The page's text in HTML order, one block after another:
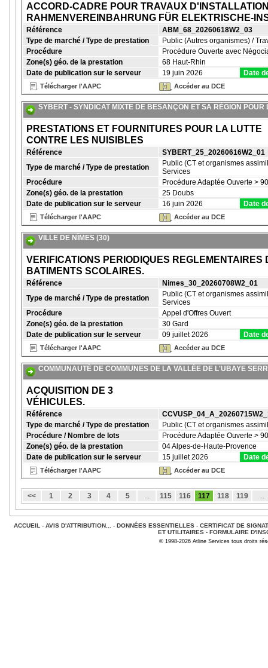
ACCORD-CADRE POUR TRAVAUX
RAHMENVEREINBAHRUNG FÜR ELEKTRISCHE-
Référence
ABM_68_20260618W2_03
Type de marché / Type de prestation
Public (Autres organismes) /
Procédure
Procédure Ouverte avec
Zone(s) géo. de la prestation
68 Haut-Rhin
Date de publication sur le serveur
19 juin 2026 Date
Télécharger l'AAPC Accéder au DCE
SYBERT - SYNDICAT MIXTE DE BESANÇON ET SA RÉGION
PRESTATIONS ET FOURNITURES POUR LA LUTTE
CONTRE LES NUISIBLES
Référence
SYBERT_25_20260616W2_01
Type de marché / Type de prestation
Public (CT et organismes
Services
Procédure
Procédure Adaptée Ouverte >
Zone(s) géo. de la prestation
25 Doubs
Date de publication sur le serveur
16 juin 2026 Date
Télécharger l'AAPC Accéder au DCE
VILLE DE NÎMES (30)
VERIFICATIONS PERIODIQUES REGLEMENTAIRES
BATIMENTS SCOLAIRES.
Référence
Nimes_30_20260708W2_01
Type de marché / Type de prestation
Public (CT et organismes
Services
Procédure
Appel d'Offres Ouvert
Zone(s) géo. de la prestation
30 Gard
Date de publication sur le serveur
09 juillet 2026 Date
Télécharger l'AAPC Accéder au DCE
COMMUNAUTÉ DE COMMUNES DE LA VALLÉE DE L'UBAYE
ACQUISITION DE 3
VÉHICULES.
Référence
Type de marché / Type de prestation
Public (CT et organismes
Procédure / Nombre de lots
Procédure Adaptée Ouverte >
Zone(s) géo. de la prestation
04 Alpes-de-Haute-Provence
Date de publication sur le serveur
15 juillet 2026 Date
Télécharger l'AAPC Accéder au DCE
<< 1 2 3 4 5 ... 115 116 117 118 119 ...
ACCUEIL - AVIS D'ATTRIBUTION... - DONNÉES ESSENTIELLES- CERTIFICAT DE
ET UTILITAIRES - FORMULAIRE
© 1998-2026 Atline Services tous droits